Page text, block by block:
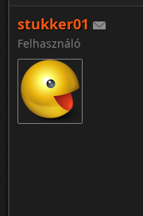
stukker01
Felhasználó